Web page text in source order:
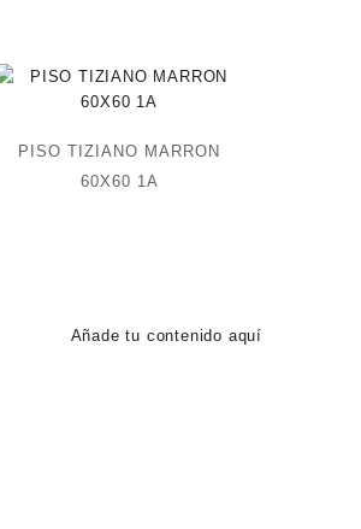
PISO TIZIANO MARRON
60X60 1A
Añade tu contenido aquí